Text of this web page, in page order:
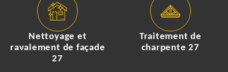
Nettoyage et
ravalement de façade
27
Traitement de
charpente 27